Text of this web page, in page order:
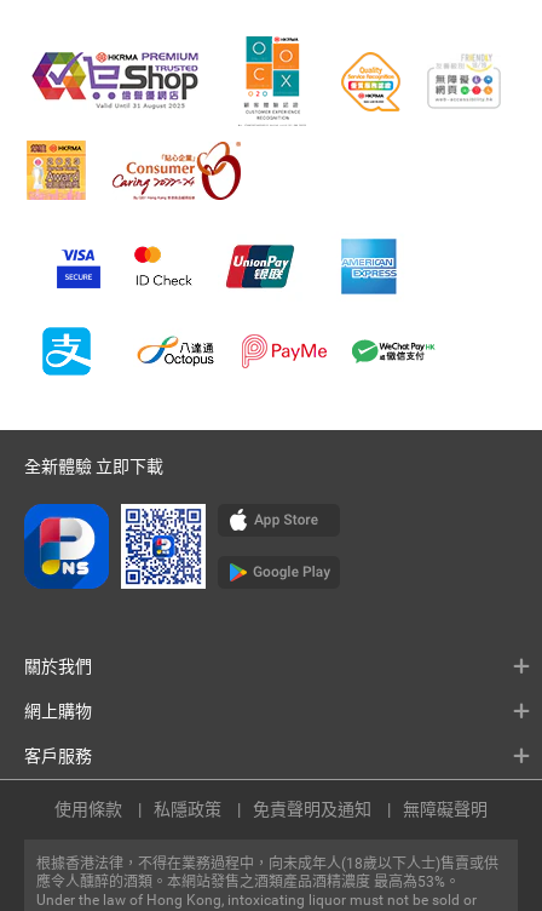
全新體驗 立即下載
關於我們
網上購物
客戶服務
根據香港法律，不得在業務過程中，向未成年人(18歲以下人士)售賣或供
應令人醺醉的酒類。本網站發售之酒類產品酒精濃度 最高為53%。
Under the law of Hong Kong, intoxicating liquor must not be sold or
使用條款 私隱政策 免責聲明及通知 無障礙聲明